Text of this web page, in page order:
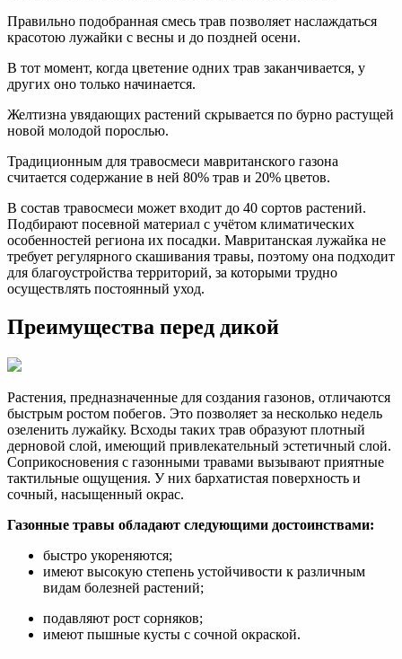
Правильно подобранная смесь трав позволяет наслаждаться
красотою лужайки с весны и до поздней осени.
В тот момент, когда цветение одних трав заканчивается, у
других оно только начинается.
Желтизна увядающих растений скрывается по бурно растущей
новой молодой порослью.
Традиционным для травосмеси мавританского газона
считается содержание в ней 80% трав и 20% цветов.
В состав травосмеси может входит до 40 сортов растений.
Подбирают посевной материал с учётом климатических
особенностей региона их посадки. Мавританская лужайка не
требует регулярного скашивания травы, поэтому она подходит
для благоустройства территорий, за которыми трудно
осуществлять постоянный уход.
Преимущества перед дикой
Растения, предназначенные для создания газонов, отличаются
быстрым ростом побегов. Это позволяет за несколько недель
озеленить лужайку. Всходы таких трав образуют плотный
дерновой слой, имеющий привлекательный эстетичный слой.
Соприкосновения с газонными травами вызывают приятные
тактильные ощущения. У них бархатистая поверхность и
сочный, насыщенный окрас.
Газонные травы обладают следующими достоинствами:
быстро укореняются;
имеют высокую степень устойчивости к различным
видам болезней растений;
подавляют рост сорняков;
имеют пышные кусты с сочной окраской.